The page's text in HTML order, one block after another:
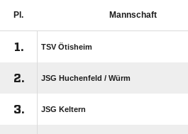
Pl. Mannschaft
1. TSV Ötisheim
2. JSG Huchenfeld /​ Würm
3. JSG Keltern